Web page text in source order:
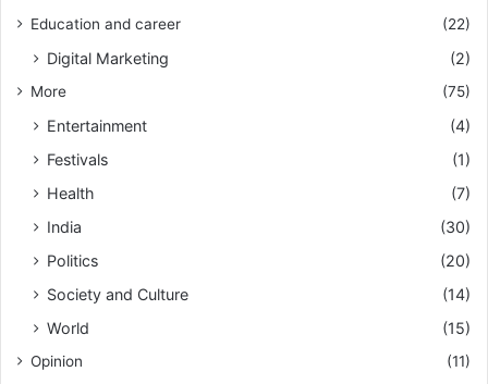
Education and career
(22)
Digital Marketing (2)
More (75)
Entertainment
(4)
Festivals
(1)
Health
(7)
India
(30)
Politics
(20)
Society and Culture
(14)
World
(15)
Opinion
(11)